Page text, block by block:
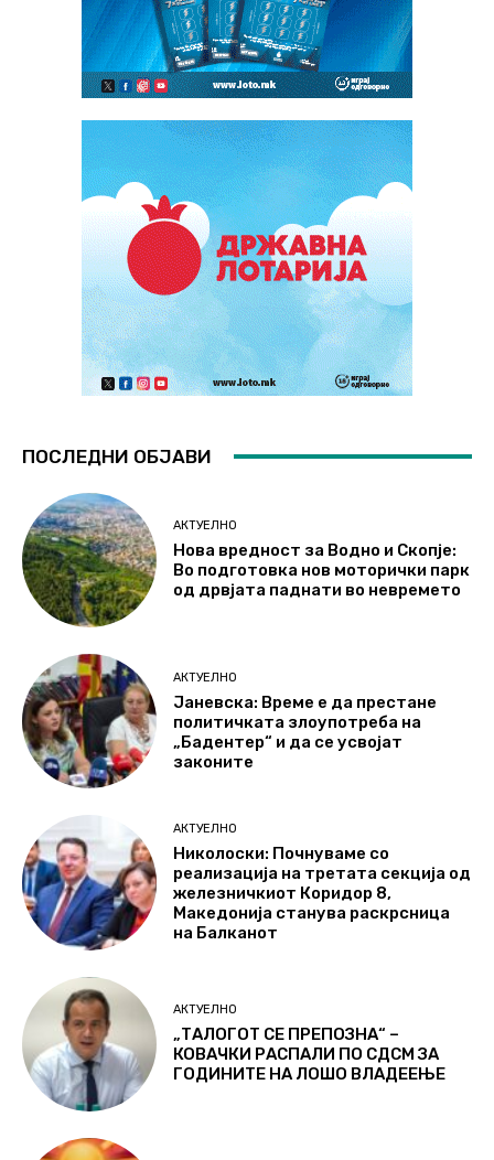
ПОСЛЕДНИ ОБЈАВИ
АКТУЕЛНО
Нова вредност за Водно и Скопје:
Во подготовка нов моторички парк
од дрвјата паднати во невремето
АКТУЕЛНО
Јаневска: Време е да престане
политичката злоупотреба на
„Бадентер“ и да се усвојат
законите
АКТУЕЛНО
Николоски: Почнуваме со
реализација на третата секција од
железничкиот Коридор 8,
Македонија станува раскрсница
на Балканот
АКТУЕЛНО
„ТАЛОГОТ СЕ ПРЕПОЗНА“ –
КОВАЧКИ РАСПАЛИ ПО СДСМ ЗА
ГОДИНИТЕ НА ЛОШО ВЛАДЕЕЊЕ